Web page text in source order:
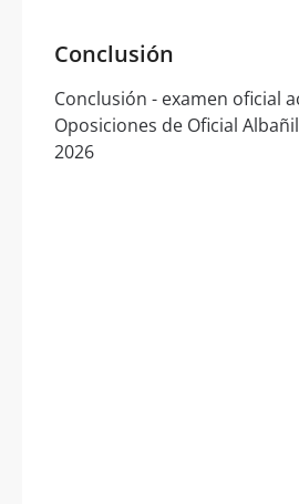
Conclusión
Conclusión - examen oficial
Oposiciones de Oficial
2026